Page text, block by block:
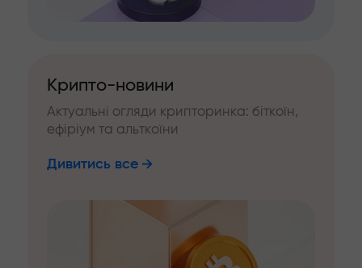
Крипто-новини
Актуальні огляди крипторинка: біткоїн,
ефіріум та альткоїни
Дивитись все